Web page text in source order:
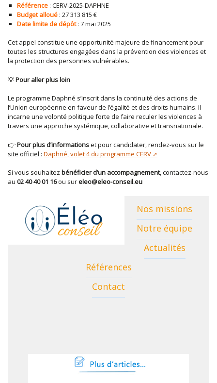
Référence : CERV-2025-DAPHNE
Budget alloué : 27 313 815 €
Date limite de dépôt: 7 mai 2025
Cet appel constitue une opportunité majeure de financement pour
toutes les structures engagées dans la prévention des violences et
la protection des personnes vulnérables.
💡Pour aller plus loin
Le programme Daphné s’inscrit dans la continuité des actions de
l’Union européenne en faveur de l’égalité et des droits humains. Il
incarne une volonté politique forte de faire reculer les violences à
travers une approche systémique, collaborative et transnationale.
👉Pour plus d’informationset pour candidater, rendez-vous sur le
site officiel : Daphné, volet 4 du programme CERV
Si vous souhaitez bénéficier d’un accompagnement, contactez-nous
au 02 40 40 01 16ou sureleo@eleo-conseil.eu
Nos missions
Notre équipe
Actualités
Références
Contact